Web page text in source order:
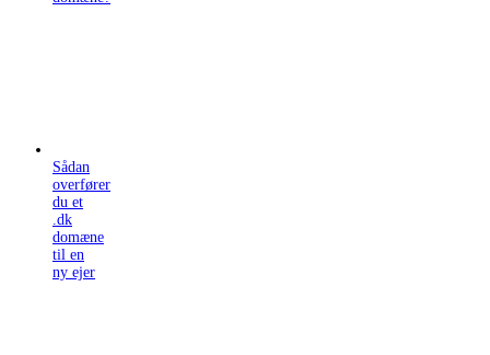
Sådan
overfører
du et
.dk
domæne
til en
ny ejer